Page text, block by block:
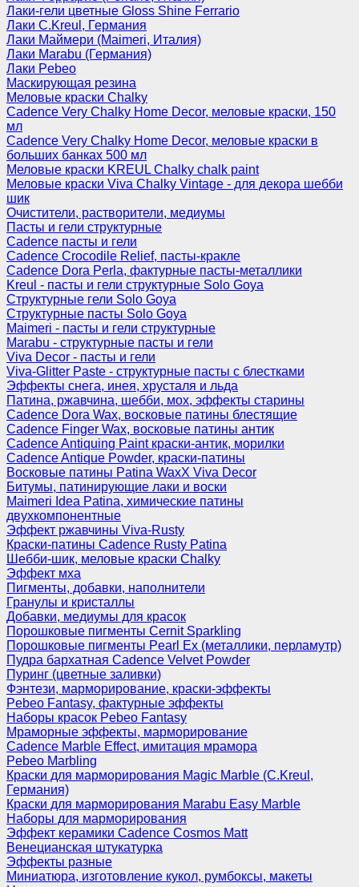
Лаки-гели цветные Gloss Shine Ferrario
Лаки C.Kreul, Германия
Лаки Маймери (Maimeri, Италия)
Лаки Marabu (Германия)
Лаки Pebeo
Маскирующая резина
Меловые краски Chalky
Cadence Very Chalky Home Decor, меловые краски, 150
мл
Cadence Very Chalky Home Decor, меловые краски в
больших банках 500 мл
Меловые краски KREUL Chalky chalk paint
Меловые краски Viva Chalky Vintage - для декора шебби
шик
Очистители, растворители, медиумы
Пасты и гели структурные
Cadence пасты и гели
Cadence Crocodile Relief, пасты-кракле
Cadence Dora Perla, фактурные пасты-металлики
Kreul - пасты и гели структурные Solo Goya
Структурные гели Solo Goya
Структурные пасты Solo Goya
Maimeri - пасты и гели структурные
Marabu - структурные пасты и гели
Viva Decor - пасты и гели
Viva-Glitter Paste - структурные пасты с блестками
Эффекты снега, инея, хрусталя и льда
Патина, ржавчина, шебби, мох, эффекты старины
Cadence Dora Wax, восковые патины блестящие
Cadence Finger Wax, восковые патины антик
Сadence Antiquing Paint краски-антик, морилки
Cadence Antique Powder, краски-патины
Восковые патины Patina WaxX Viva Decor
Битумы, патинирующие лаки и воски
Maimeri Idea Patina, химические патины
двухкомпонентные
Эффект ржавчины Viva-Rusty
Краски-патины Cadence Rusty Patina
Шебби-шик, меловые краски Chalky
Эффект мха
Пигменты, добавки, наполнители
Гранулы и кристаллы
Добавки, медиумы для красок
Порошковые пигменты Cernit Sparkling
Порошковые пигменты Pearl Ex (металлики, перламутр)
Пудра бархатная Cadence Velvet Powder
Пуринг (цветные заливки)
Фэнтези, марморирование, краски-эффекты
Pebeo Fantasy, фактурные эффекты
Наборы красок Pebeo Fantasy
Мраморные эффекты, марморирование
Cadence Marble Effect, имитация мрамора
Pebeo Marbling
Краски для марморирования Magic Marble (C.Kreul,
Германия)
Краски для марморирования Marabu Easy Marble
Наборы для марморирования
Эффект керамики Cadence Cosmos Matt
Венецианская штукатурка
Эффекты разные
Миниатюра, изготовление кукол, румбоксы, макеты